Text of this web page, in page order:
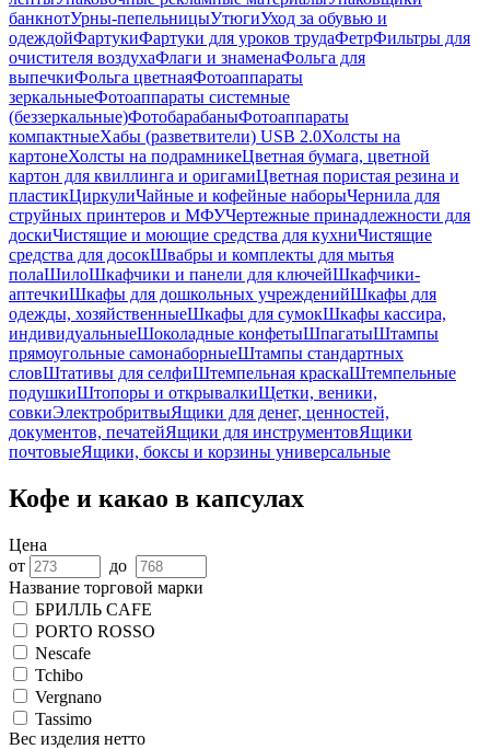
банкнотУрны-пепельницыУтюгиУход за обувью и
одеждойФартукиФартуки для уроков трудаФетрФильтры для
очистителя воздухаФлаги и знаменаФольга для
выпечкиФольга цветнаяФотоаппараты
зеркальныеФотоаппараты системные
(беззеркальные)ФотобарабаныФотоаппараты
компактныеХабы (разветвители) USB 2.0Холсты на
картонеХолсты на подрамникеЦветная бумага, цветной
картон для квиллинга и оригамиЦветная пористая резина и
пластикЦиркулиЧайные и кофейные наборыЧернила для
струйных принтеров и МФУЧертежные принадлежности для
доскиЧистящие и моющие средства для кухниЧистящие
средства для досокШвабры и комплекты для мытья
полаШилоШкафчики и панели для ключейШкафчики-
аптечкиШкафы для дошкольных учрежденийШкафы для
одежды, хозяйственныеШкафы для сумокШкафы кассира,
индивидуальныеШоколадные конфетыШпагатыШтампы
прямоугольные самонаборныеШтампы стандартных
словШтативы для селфиШтемпельная краскаШтемпельные
подушкиШтопоры и открывалкиЩетки, веники,
совкиЭлектробритвыЯщики для денег, ценностей,
документов, печатейЯщики для инструментовЯщики
почтовыеЯщики, боксы и корзины универсальные
Кофе и какао в капсулах
Цена
от
до
Название торговой марки
БРИЛЛЬ CAFE
PORTO ROSSO
Nescafe
Tchibo
Vergnano
Tassimo
Вес изделия нетто